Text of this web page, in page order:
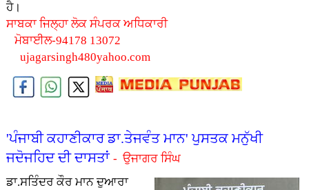
ਹੈ।
ਸਾਬਕਾ ਜਿਲ੍ਹਾ ਲੋਕ ਸੰਪਰਕ ਅਧਿਕਾਰੀ
ਮੋਬਾਈਲ-94178 13072
ujagarsingh480yahoo.com
'ਪੰਜਾਬੀ ਕਹਾਣੀਕਾਰ ਡਾ.ਤੇਜਵੰਤ ਮਾਨ' ਪੁਸਤਕ ਮਨੁੱਖੀ
ਜਦੋਜਹਿਦ ਦੀ ਦਾਸਤਾਂ - ਉਜਾਗਰ ਸਿੰਘ
ਡਾ.ਸਤਿੰਦਰ ਕੌਰ ਮਾਨ ਦੁਆਰਾ